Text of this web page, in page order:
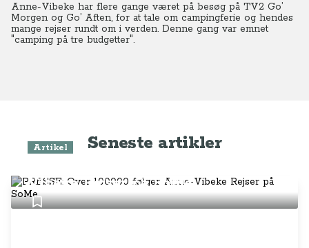
Anne-Vibeke har flere gange været på besøg på TV2 Go’
Morgen og Go’ Aften, for at tale om campingferie og hendes
mange rejser rundt om i verden. Denne gang var emnet
"camping på tre budgetter".
Seneste artikler
Artikel
Vibeke Rejser på SoMe